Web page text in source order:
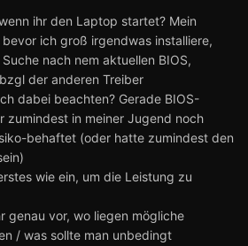
ihr den Laptop startet? Mein
ich groß irgendwas installiere,
nach nem aktuellen BIOS,
der anderen Treiber
dabei beachten? Gerade BIOS-
zumindest in meiner Jugend noch
behaftet (oder hatte zumindest den
wie ein, um die Leistung zu
genau vor, wo liegen mögliche
/ was sollte man unbedingt